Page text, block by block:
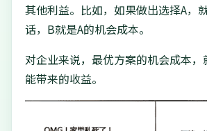
其他利益。比如，如果做出选择A，
话，B就是A的机会成本。
对企业来说，最优方案的机会成本
能带来的收益。